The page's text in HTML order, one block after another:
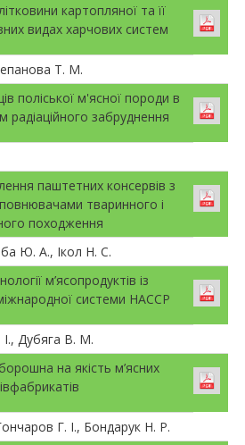
картопляної та її
видах харчових систем
Т. М.
поліської м'ясної породи в
радіаційного забруднення
паштетних консервів з
тваринного і
походження
Ю. А., Ікол Н. С.
м’ясопродуктів із
системи НАССР
Дубяга В. М.
на якість м’ясних
Г. І., Бондарук Н. Р.